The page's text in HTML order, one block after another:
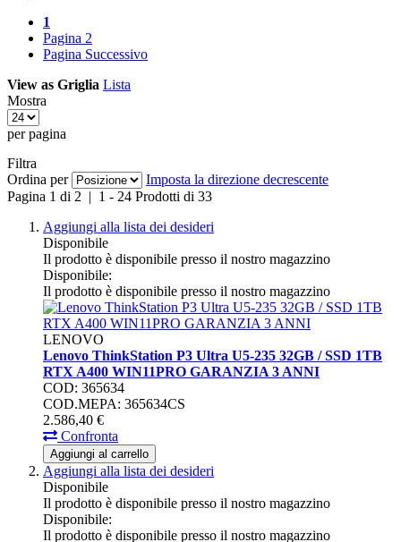
1
Pagina 2
Pagina Successivo
View as Griglia Lista
Mostra
per pagina
Filtra
Ordina per
Imposta la direzione decrescente
Pagina 1 di 2 | 1 - 24 Prodotti di 33
Aggiungi alla lista dei desideri
Disponibile
Il prodotto è disponibile presso il nostro magazzino
Disponibile:
Il prodotto è disponibile presso il nostro magazzino
LENOVO
Lenovo ThinkStation P3 Ultra U5-235 32GB / SSD 1TB
RTX A400 WIN11PRO GARANZIA 3 ANNI
COD: 365634
COD.MEPA: 365634CS
2.586,40 €
Confronta
Aggiungi al carrello
Aggiungi alla lista dei desideri
Disponibile
Il prodotto è disponibile presso il nostro magazzino
Disponibile:
Il prodotto è disponibile presso il nostro magazzino